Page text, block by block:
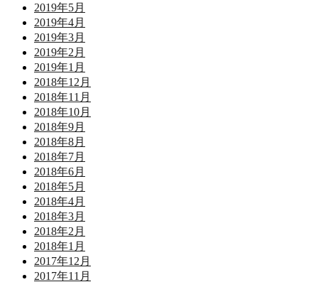
2019年5月
2019年4月
2019年3月
2019年2月
2019年1月
2018年12月
2018年11月
2018年10月
2018年9月
2018年8月
2018年7月
2018年6月
2018年5月
2018年4月
2018年3月
2018年2月
2018年1月
2017年12月
2017年11月